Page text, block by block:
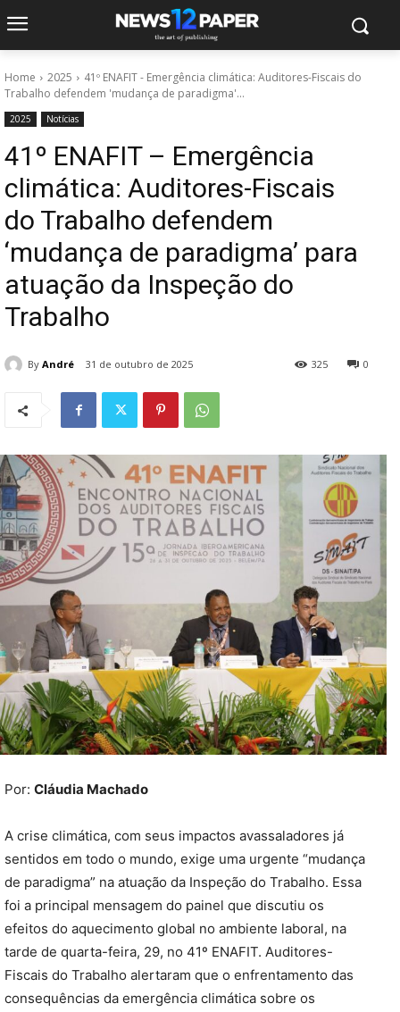
Home 2025
41º ENAFIT - Emergência climática: Auditores-Fiscais do
Trabalho defendem 'mudança de paradigma'...
2025 Notícias
41º ENAFIT – Emergência
climática: Auditores-Fiscais
do Trabalho defendem
‘mudança de paradigma’ para
atuação da Inspeção do
Trabalho
By André 31 de outubro de 2025 0
325
Por: Cláudia Machado
A crise climática, com seus impactos avassaladores já
sentidos em todo o mundo, exige uma urgente “mudança
de paradigma” na atuação da Inspeção do Trabalho. Essa
foi a principal mensagem do painel que discutiu os
efeitos do aquecimento global no ambiente laboral, na
tarde de quarta-feira, 29, no 41º ENAFIT. Auditores-
Fiscais do Trabalho alertaram que o enfrentamento das
consequências da emergência climática sobre os